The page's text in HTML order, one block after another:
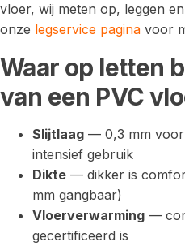
vloer, wij meten op, leggen
onze legservice pagina voor
Waar op letten
van een PVC
Slijtlaag — 0,3 mm
intensief gebruik
Dikte — dikker is
mm gangbaar)
Vloerverwarming —
gecertificeerd is